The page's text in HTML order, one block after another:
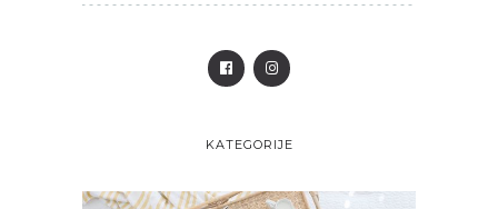
KATEGORIJE